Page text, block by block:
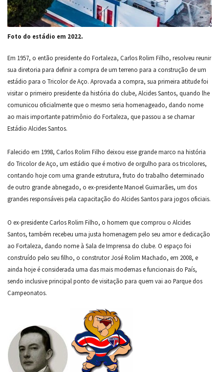
Foto do estádio em 2022.
Em 1957, o então presidente do Fortaleza, Carlos Rolim Filho, resolveu reunir
sua diretoria para definir a compra de um terreno para a construção de um
estádio para o Tricolor de Aço. Aprovada a compra, sua primeira atitude foi
visitar o primeiro presidente da história do clube, Alcides Santos, quando lhe
comunicou oficialmente que o mesmo seria homenageado, dando nome
ao mais importante patrimônio do Fortaleza, que passou a se chamar
Estádio Alcides Santos.
Falecido em 1998, Carlos Rolim Filho deixou esse grande marco na história
do Tricolor de Aço, um estádio que é motivo de orgulho para os tricolores,
contando hoje com uma grande estrutura, fruto do trabalho determinado
de outro grande abnegado, o ex-presidente Manoel Guimarães, um dos
grandes responsáveis pela capacitação do Alcides Santos para jogos oficiais.
O ex-presidente Carlos Rolim Filho, o homem que comprou o Alcides
Santos, também recebeu uma justa homenagem pelo seu amor e dedicação
ao Fortaleza, dando nome à Sala de Imprensa do clube. O espaço foi
construído pelo seu filho, o construtor José Rolim Machado, em 2008, e
ainda hoje é considerada uma das mais modernas e funcionais do País,
sendo inclusive principal ponto de visitação para quem vai ao Parque dos
Campeonatos.